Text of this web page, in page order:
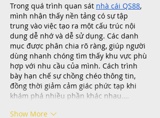
Trong quá trình quan sát nhà cái QS88,
mình nhận thấy nền tảng có sự tập
trung vào việc tạo ra một cấu trúc nội
dung dễ nhớ và dễ sử dụng. Các danh
mục được phân chia rõ ràng, giúp người
dùng nhanh chóng tìm thấy khu vực phù
hợp với nhu cầu của mình. Cách trình
bày hạn chế sự chồng chéo thông tin,
đồng thời giảm cảm giác phức tạp khi
khám phá nhiều phần khác nhau.…
Show More